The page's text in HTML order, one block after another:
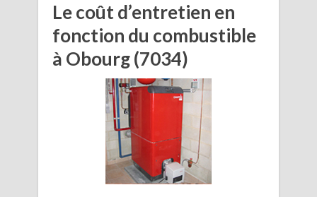
Le coût d’entretien en
fonction du combustible
à Obourg (7034)